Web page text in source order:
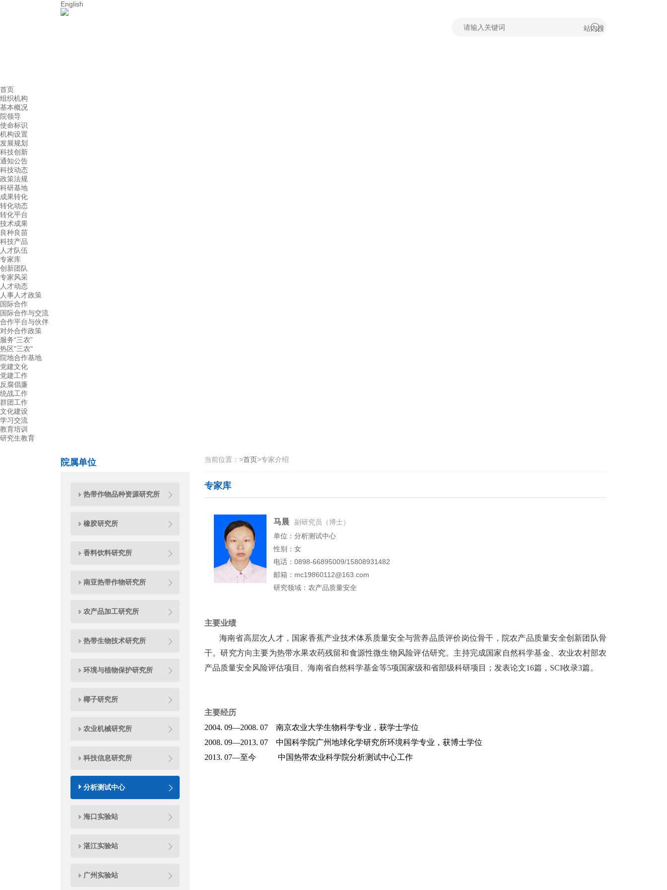
English
首页
组织机构
基本概况
院领导
使命标识
机构设置
发展规划
科技创新
通知公告
科技动态
政策法规
科研基地
成果转化
转化动态
转化平台
技术成果
良种良苗
科技产品
人才队伍
专家库
创新团队
专家风采
人才动态
人事人才政策
国际合作
国际合作与交流
合作平台与伙伴
对外合作政策
服务“三农”
热区"三农"
院地合作基地
党建文化
党建工作
反腐倡廉
统战工作
群团工作
文化建设
学习交流
教育培训
研究生教育
院属单位
热带作物品种资源研究所
橡胶研究所
香料饮料研究所
南亚热带作物研究所
农产品加工研究所
热带生物技术研究所
环境与植物保护研究所
椰子研究所
农业机械研究所
科技信息研究所
分析测试中心
海口实验站
湛江实验站
广州实验站
当前位置： >首页>专家介绍
专家库
马晨
副研究员（博士）
单位：分析测试中心
性别：女
电话：0898-66895009/15808931482
邮箱：mc19860112@163.com
研究领域：农产品质量安全
主要业绩
海南省高层次人才，国家香蕉产业技术体系质量安全与营养品质评价岗位骨干，院农产品质量安全创新团队骨
干。研究方向主要为热带水果农药残留和食源性微生物风险评估研究。主持完成国家自然科学基金、农业农村部农
产品质量安全风险评估项目、海南省自然科学基金等5项国家级和省部级科研项目；发表论文16篇， SCI收录3篇。
主要经历
2004. 09—2008. 07 南京农业大学生物科学专业，获学士学位
2008. 09—2013. 07 中国科学院广州地球化学研究所环境科学专业，获博士学位
2013. 07—至今 中国热带农业科学院分析测试中心工作